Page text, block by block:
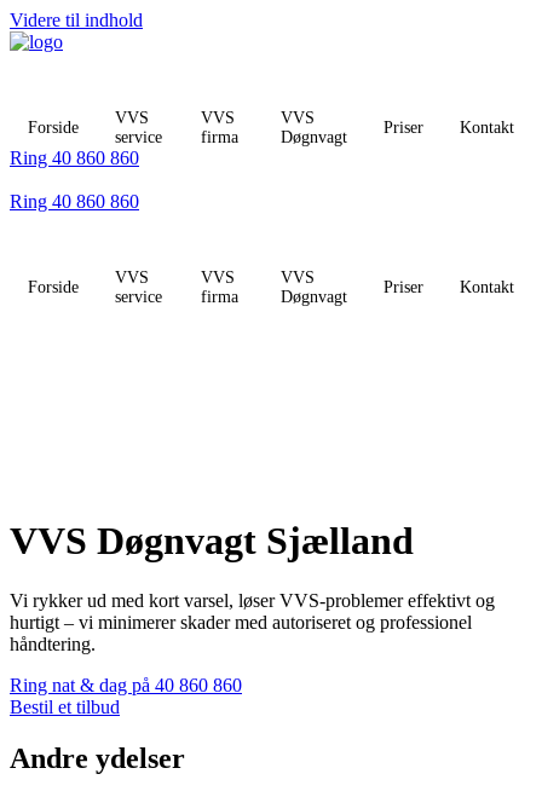
Videre til indhold
Forside
VVS
service
VVS
firma
VVS
Døgnvagt
Priser Kontakt
Ring 40 860 860
Ring 40 860 860
Forside
VVS
service
VVS
firma
VVS
Døgnvagt
Priser Kontakt
VVS Døgnvagt Sjælland
Vi rykker ud med kort varsel, løser VVS-problemer effektivt og
hurtigt – vi minimerer skader med autoriseret og professionel
håndtering.
Ring nat & dag på 40 860 860
Bestil et tilbud
Andre ydelser